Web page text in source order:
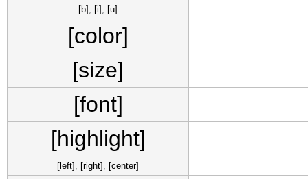
[b] , [i] , [u]
[color]
[size]
[font]
[highlight]
[left] , [right] , [center]